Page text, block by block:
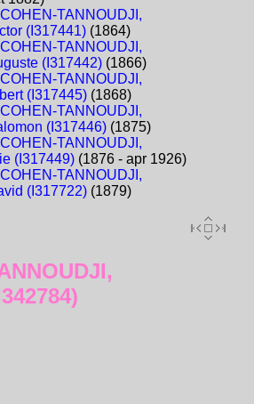
COHEN-TANNOUDJI,
(I317441)(1864)
COHEN-TANNOUDJI,
(I317442)(1866)
COHEN-TANNOUDJI,
(I317445)(1868)
COHEN-TANNOUDJI,
(I317446)(1875)
COHEN-TANNOUDJI,
(I317449)(1876 - apr 1926)
COHEN-TANNOUDJI,
(I317722)(1879)